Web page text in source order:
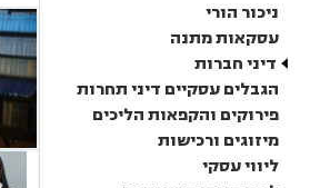
ניכור הורי
עסקאות מתנה
דיני חברות
הגבלים עסקיים דיני תחרות
פירוקים והקפאות הליכים
מיזוגים ורכישות
ליווי עסקי